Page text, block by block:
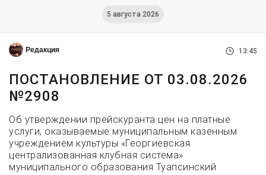
5 августа 2026
Редакция 13:45
ПОСТАНОВЛЕНИЕ ОТ 03.08.2026
№2908
Об утверждении прейскуранта цен на платные
услуги, оказываемые муниципальным казенным
учреждением культуры «Георгиевская
централизованная клубная система»
муниципального образования Туапсинский